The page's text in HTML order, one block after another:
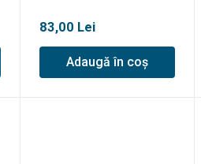
83,00 Lei
Adaugă în coș